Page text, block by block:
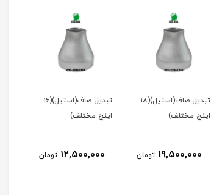
تبدیل صاف(استیل)(۱۶
اینچ مختلف)
12,500,000 تومان
تبدیل صاف(استیل)(۱۴
اینچ مختلف)
11,500,000 تومان